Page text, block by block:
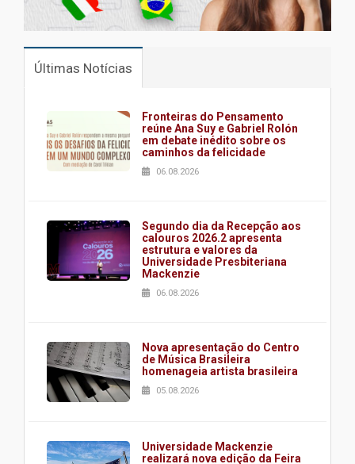
Últimas Notícias
Fronteiras do Pensamento
reúne Ana Suy e Gabriel Rolón
em debate inédito sobre os
caminhos da felicidade
06.08.2026
Segundo dia da Recepção aos
calouros 2026.2 apresenta
estrutura e valores da
Universidade Presbiteriana
Mackenzie
06.08.2026
Nova apresentação do Centro
de Música Brasileira
homenageia artista brasileira
05.08.2026
Universidade Mackenzie
realizará nova edição da Feira